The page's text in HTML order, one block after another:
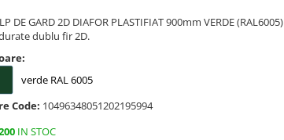
DE GARD 2D DIAFOR PLASTIFIAT 900mm VERDE
dublu fir 2D.
verde RAL 6005
Code: 10496348051202195994
IN STOC